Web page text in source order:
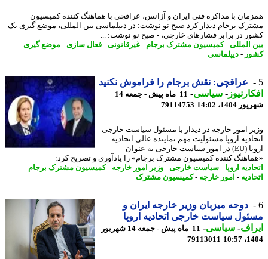
با مذاکره فنی ایران و آژانس، عراقچی با هماهنگ کننده کمیسیون
برجام دیدار کرد صبح نو نوشت: در دیپلماسی بین المللی، موضع گیری یک
در برابر فشارهای خارجی، - صبح نو نوشت: ...
المللی-کمیسیون مشترک برجام -غیرقانونی-فعال سازی- موضع گیری-
-دیپلماسی
عراقچی: نقش برجام را فراموش نکنید
-سیاسی-
11 ماه پیش - جمعه 14
14:02
79114753
امور خارجه در دیدار با مسئول سیاست خارجی
اروپا مسئولیت مهم نماینده عالی اتحادیه
اروپا (EU) در امور سیاست خارجی به عنوان
کننده کمیسیون مشترک برجام» را یادآوری و تصریح کرد:
اروپا - سیاست خارجی-وزیر امور خارجه-کمیسیون مشترک برجام -
-امور خارجه-کمیسیون مشترک
دوحه میزبان وزیر خارجه ایران و
سیاست خارجی اتحادیه اروپا
-سیاسی-
11 ماه پیش - جمعه 14 شهریور
79113011